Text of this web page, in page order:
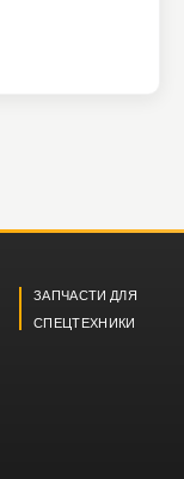
ЗАПЧАСТИ ДЛЯ
СПЕЦТЕХНИКИ